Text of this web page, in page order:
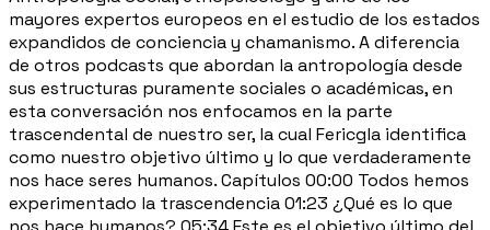
mayores expertos europeos en el estudio de los estados
expandidos de conciencia y chamanismo. A diferencia
de otros podcasts que abordan la antropología desde
sus estructuras puramente sociales o académicas, en
esta conversación nos enfocamos en la parte
trascendental de nuestro ser, la cual Fericgla identifica
como nuestro objetivo último y lo que verdaderamente
nos hace seres humanos. Capítulos 00:00 Todos hemos
experimentado la trascendencia 01:23 ¿Qué es lo que